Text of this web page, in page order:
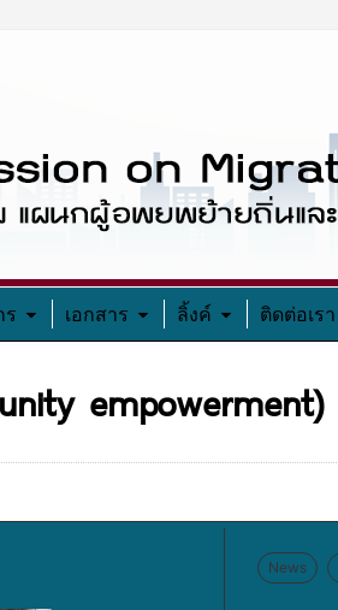
ร เอกสาร ลิ้งค์ ติดต่อเรา
empowerment)
News